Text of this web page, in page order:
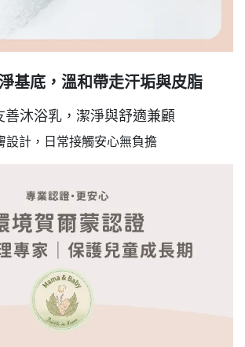
基底，溫和帶走汗垢與皮脂
善沐浴乳，潔淨與舒適兼顧
設計，日常接觸安心無負擔